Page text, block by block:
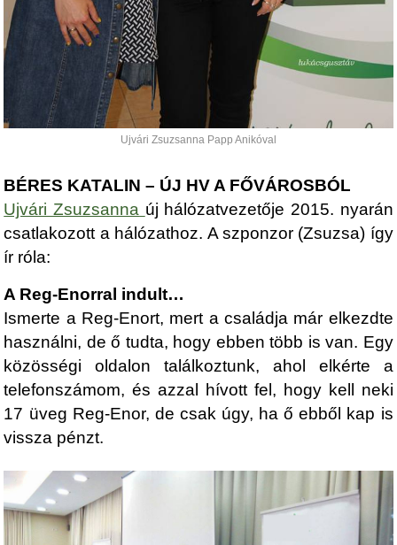
Ujvári Zsuzsanna Papp Anikóval
BÉRES KATALIN – ÚJ HV A FŐVÁROSBÓL
Ujvári Zsuzsanna új hálózatvezetője 2015. nyarán
csatlakozott a hálózathoz. A szponzor (Zsuzsa) így
ír róla:
A Reg-Enorral indult…
Ismerte a Reg-Enort, mert a családja már elkezdte
használni, de ő tudta, hogy ebben több is van. Egy
közösségi oldalon találkoztunk, ahol elkérte a
telefonszámom, és azzal hívott fel, hogy kell neki
17 üveg Reg-Enor, de csak úgy, ha ő ebből kap is
vissza pénzt.